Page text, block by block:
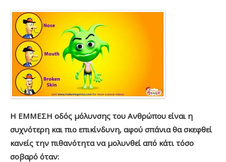
Η ΕΜΜΕΣΗ οδός μόλυνσης του Ανθρώπου είναι η
συχνότερη και πιο επικίνδυνη, αφού σπάνια θα σκεφθεί
κανείς την πιθανότητα να μολυνθεί από κάτι τόσο
σοβαρό όταν: